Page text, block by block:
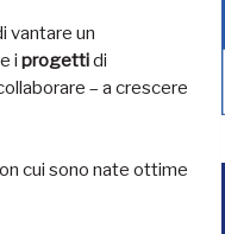
vantare un
i progettidi
– a crescere
cui sono nate ottime